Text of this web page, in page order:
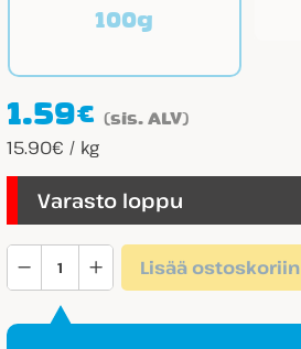
100g
1.59€ (sis. ALV)
15.90€ / kg
Varasto loppu
Hedelmäpyramidit
määrä
Lisää ostoskoriin